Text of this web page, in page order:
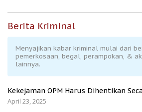
Berita Kriminal
Menyajikan kabar kriminal mulai dari
pemerkosaan, begal, perampokan, &
lainnya.
Kekejaman OPM Harus Dihentikan
April 23, 2025